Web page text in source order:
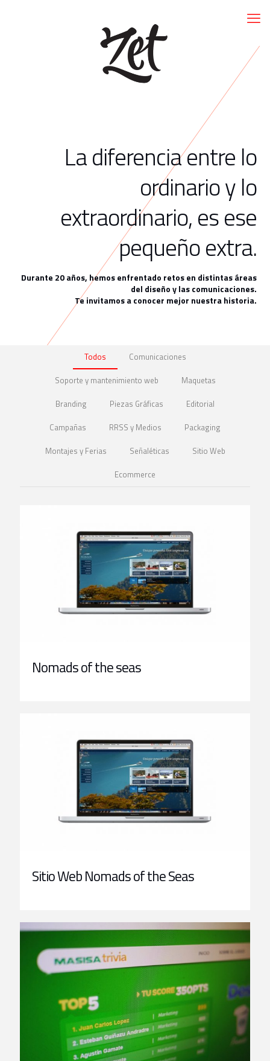
La diferencia entre lo
ordinario y lo
extraordinario, es ese
pequeño extra.
Durante 20 años, hemos enfrentado retos en distintas áreas
del diseño y las comunicaciones.
Te invitamos a conocer mejor nuestra historia.
Todos
Comunicaciones
Soporte y mantenimiento web
Maquetas
Branding
Piezas Gráficas
Editorial
Campañas
RRSS y Medios
Packaging
Montajes y Ferias
Señaléticas
Sitio Web
Ecommerce
Nomads of the seas
Sitio Web Nomads of the Seas